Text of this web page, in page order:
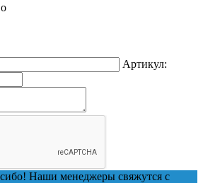
Артикул:
Наши менеджеры свяжутся с